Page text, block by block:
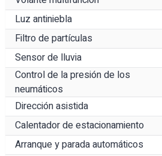
Luz antiniebla
Filtro de partículas
Sensor de lluvia
Control de la presión de los
neumáticos
Dirección asistida
Calentador de estacionamiento
Arranque y parada automáticos